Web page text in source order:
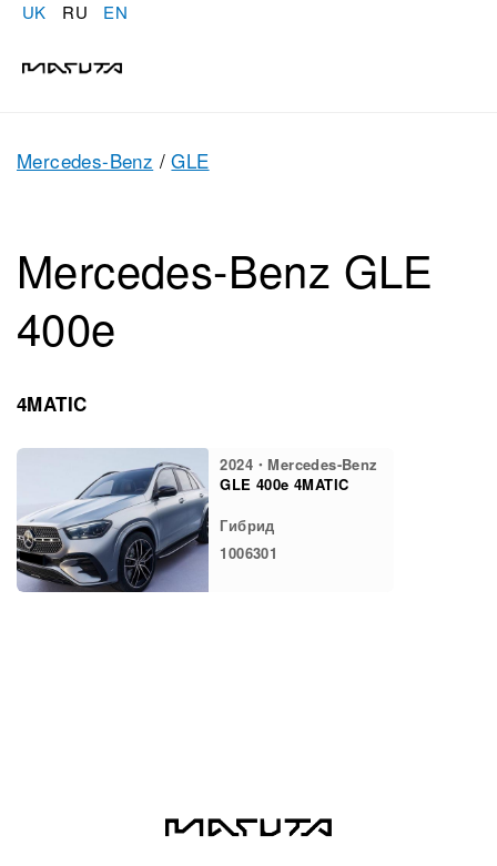
UK RU EN
Mercedes-Benz / GLE
Mercedes-Benz GLE
400e
4MATIC
2024・Mercedes-Benz
GLE 400e 4MATIC
Гибрид
1006301